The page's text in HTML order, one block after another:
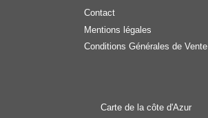
Contact
Mentions légales
Conditions Générales de Vente
Carte de la côte d'Azur